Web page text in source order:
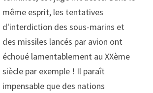
même esprit, les tentatives
d'interdiction des sous-marins et
des missiles lancés par avion ont
échoué lamentablement au XXème
siècle par exemple ! Il paraît
impensable que des nations